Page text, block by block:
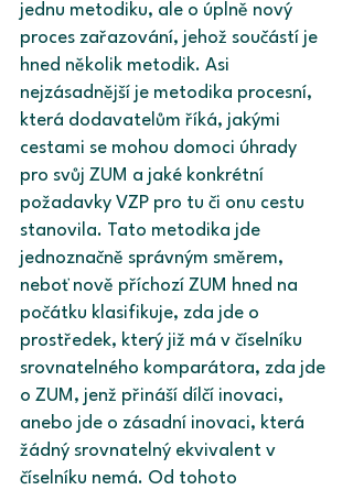
jednu metodiku, ale o úplně nový
proces zařazování, jehož součástí je
hned několik metodik. Asi
nejzásadnější je metodika procesní,
která dodavatelům říká, jakými
cestami se mohou domoci úhrady
pro svůj ZUM a jaké konkrétní
požadavky VZP pro tu či onu cestu
stanovila. Tato metodika jde
jednoznačně správným směrem,
neboť nově příchozí ZUM hned na
počátku klasifikuje, zda jde o
prostředek, který již má v číselníku
srovnatelného komparátora, zda jde
o ZUM, jenž přináší dílčí inovaci,
anebo jde o zásadní inovaci, která
žádný srovnatelný ekvivalent v
číselníku nemá. Od tohoto